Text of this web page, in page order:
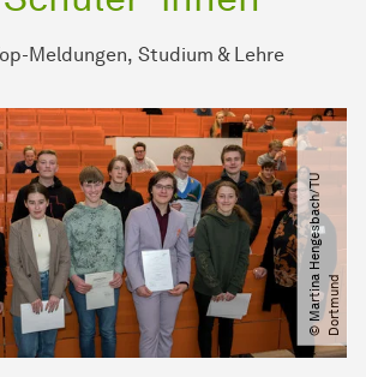
Meldungen Studium & Lehre
©
M
a
r
t
i
na
H
e
n
g
e
s
b
a
c
h​
/​
T
U
D
o
r
t
m
u
nd